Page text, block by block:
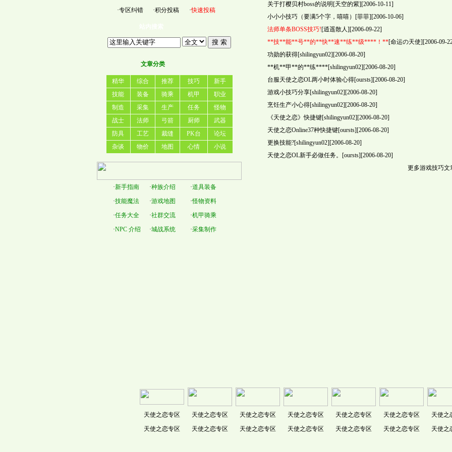
·专区纠错 ·积分投稿 ·快速投稿
文章分类
精华 综合 推荐 技巧
新手
技能
装备 骑乘 机甲
职业
制造
采集 生产 任务
怪物
战士
法师 弓箭 厨师
武器
防具
工艺 裁缝 PK台
论坛
杂谈
物价 地图 心情 小说
·新手指南 ·种族介绍 ·道具装备
·技能魔法 ·游戏地图 ·怪物资料
·任务大全 ·社群交流 ·机甲骑乘
·NPC 介绍 ·城战系统 ·采集制作
关于打樱贝村boss的说明 [天空的紫][2006-10-11]
小小小技巧（要满5个字，嘻嘻） [菲菲][2006-10-06]
法师单条BOSS技巧![逍遥散人][2006-09-22]
**技**能**号**的**快**速**练**级****！**[命运の天使][2006-09-
功勋的获得[shilingyun02][2006-08-20]
**机**甲**的**练****[shilingyun02][2006-08-20]
台服天使之恋OL两小时体验心得[oursts][2006-08-20]
游戏小技巧分享[shilingyun02][2006-08-20]
烹饪生产小心得[shilingyun02][2006-08-20]
《天使之恋》快捷键[shilingyun02][2006-08-20]
天使之恋Online37种快捷键[oursts][2006-08-20]
更换技能?[shilingyun02][2006-08-20]
天使之恋OL新手必做任务。
[oursts][2006-08-20]
更多游戏技巧文
天使之恋专区 天使之恋专区 天使之恋专区 天使之恋专区 天使之恋专区 天使之恋专区
天使之
天使之恋专区
天使之恋专区 天使之恋专区 天使之恋专区 天使之恋专区 天使之恋专区 天使之